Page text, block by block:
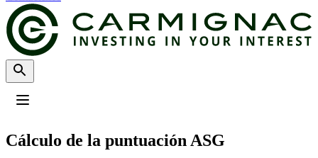
Elija su perfil
Cálculo de la puntuación ASG